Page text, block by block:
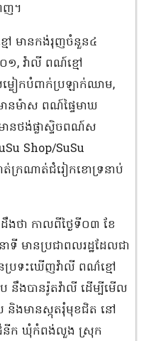
ញ។
មៅ មានកង់រុញចំនួន៤
១, វ៉ាលី ពណ៍ខ្មៅ
ៀកបំពាក់ប្រឡាក់ឈាម,
នម៉ាស ពណ៍ផ្ទៃមាឃ
ានថង់ផ្លាស្ទិចពណ៍ស
Shop/SuSu
ក្រណាត់ជំរៀកខោទ្រនាប់
ដឹងថា កាលពីថ្ងៃទី០៣ ខែ
ទី មានប្រជាពលរដ្ឋដែលជា
ប្រទះឃើញវ៉ាលី ពណ៌ខ្មៅ
នឹងបានរ៉ូតវ៉ាលី ដើម្បីមើល
និងមានស្កុតរុំមុខជិត នៅ
ជំនីក ឃុំកំពង់លួង ស្រុក